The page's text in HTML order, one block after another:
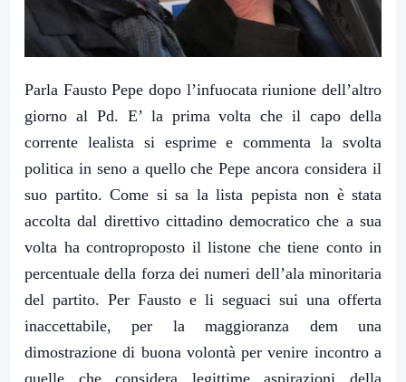
Parla Fausto Pepe dopo l’infuocata riunione dell’altro
giorno al Pd. E’ la prima volta che il capo della
corrente lealista si esprime e commenta la svolta
politica in seno a quello che Pepe ancora considera il
suo partito. Come si sa la lista pepista non è stata
accolta dal direttivo cittadino democratico che a sua
volta ha controproposto il listone che tiene conto in
percentuale della forza dei numeri dell’ala minoritaria
del partito. Per Fausto e li seguaci sui una offerta
inaccettabile, per la maggioranza dem una
dimostrazione di buona volontà per venire incontro a
quelle che considera legittime aspirazioni della